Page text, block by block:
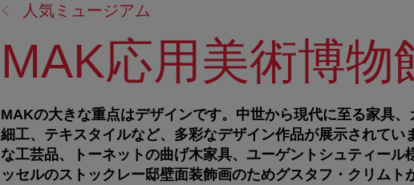
人気ミュージアム
MAK応用美術博物
MAKの大きな重点はデザインです。中世から現代に至る家具
細工、テキスタイルなど、多彩なデザイン作品が展示されてい
な工芸品、トーネットの曲げ木家具、ユーゲントシュティール
ッセルのストックレー邸壁面装飾画のためグスタフ・クリムト